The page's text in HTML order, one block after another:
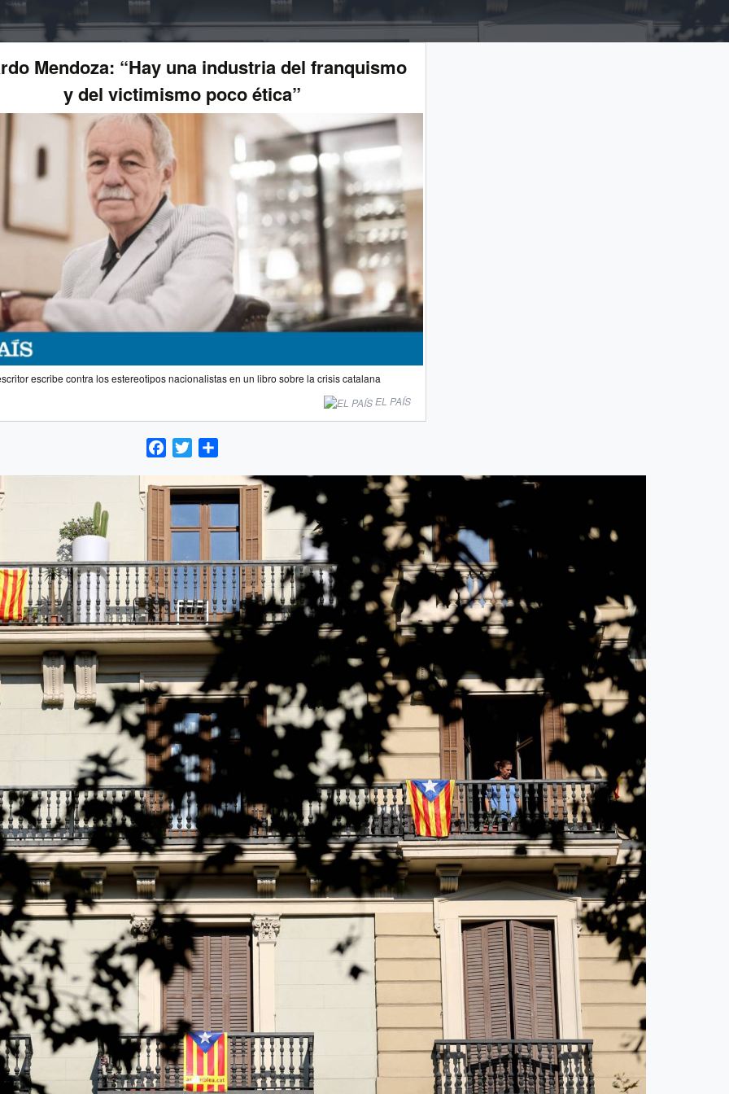
Mendoza: “Hay una industria del franquismo
y del victimismo poco ética”
escribe contra los estereotipos nacionalistas en un libro sobre la crisis catalana
EL PAÍS
Facebook
Twitter